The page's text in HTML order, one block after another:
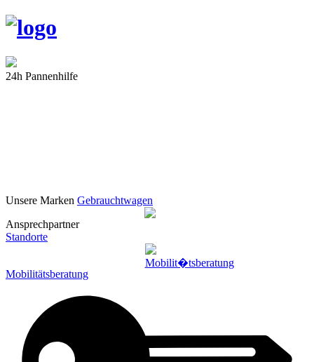
24h Pannenhilfe
Unsere Marken Gebrauchtwagen
Ansprechpartner
Standorte
Mobilitätsberatung